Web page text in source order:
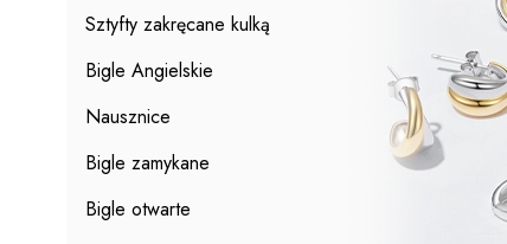
Sztyfty zakręcane kulką
Bigle Angielskie
Nausznice
Bigle zamykane
Bigle otwarte